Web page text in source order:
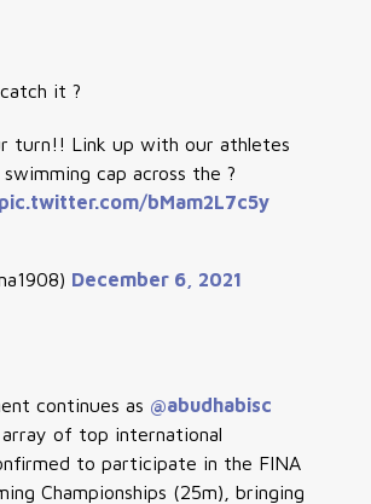
it ?
turn!! Link up with our athletes
cap across the ?
pic.twitter.com/bMam2L7c5y
December 6, 2021
continues as @abudhabisc
array of top international
to participate in the FINA
Championships (25m), bringing